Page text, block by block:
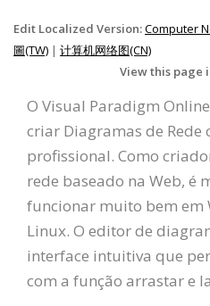
Edit Localized Version:Computer
圖(TW) | 计算机网络图(CN)
View this page
O Visual Paradigm
criar Diagramas de Rede
profissional. Como
rede baseado na Web,
funcionar muito bem em
Linux. O editor de
interface intuitiva que
com a função arrastar e